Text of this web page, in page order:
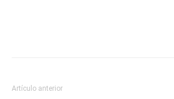
Artículo anterior